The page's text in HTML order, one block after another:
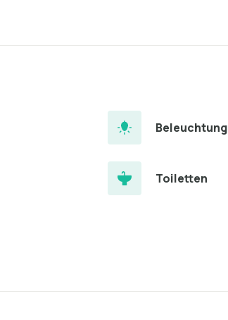
Beleuchtung
Toiletten